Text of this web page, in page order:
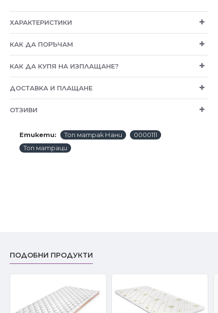
ХАРАКТЕРИСТИКИ
КАК ДА ПОРЪЧАМ
КАК ДА КУПЯ НА ИЗПЛАЩАНЕ?
ДОСТАВКА И ПЛАЩАНЕ
ОТЗИВИ
Етикети: Топ матрак Нани
0000111
Топ матраци
ПОДОБНИ ПРОДУКТИ